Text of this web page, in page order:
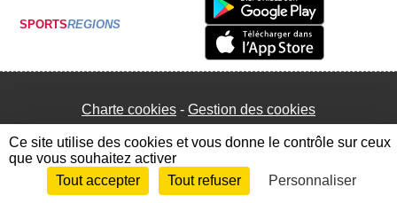
SPORTSREGIONS
Charte cookies Gestion des cookies
Envie de participer ? Connexion
Ce site utilise des cookies et vous donne le contrôle sur ceux
que vous souhaitez activer
Tout accepter
Tout refuser Personnaliser